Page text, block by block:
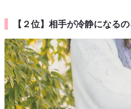
【２位】相手が冷静になる